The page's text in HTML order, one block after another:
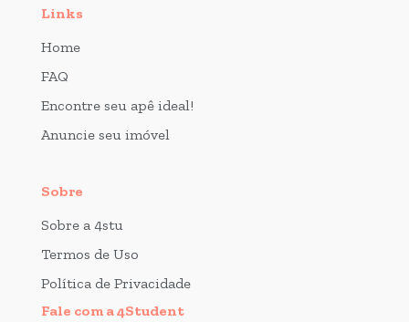
Links
Home
FAQ
Encontre seu apê ideal!
Anuncie seu imóvel
Sobre
Sobre a 4stu
Termos de Uso
Política de Privacidade
Fale com a 4Student